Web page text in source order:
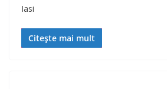
Iasi
Citește mai mult